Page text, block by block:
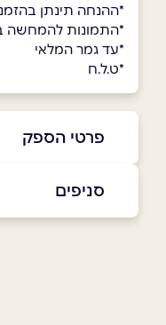
*ההנחה תינתן
*התמונות להמחשה
*עד גמר המלאי
*ט.ל.ח
פרטי הספק
סניפים